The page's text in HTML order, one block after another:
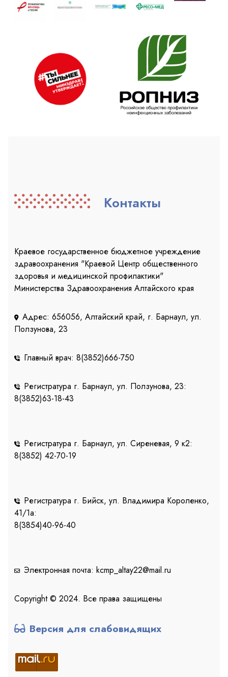
Контакты
Краевое государственное бюджетное учреждение
здравоохранения "Краевой Центр общественного
здоровья и медицинской профилактики"
Министерства Здравоохранения Алтайского края
Адрес: 656056, Алтайский край, г. Барнаул, ул.
Ползунова, 23
Главный врач: 8(3852)666-750
Регистратура г. Барнаул, ул. Ползунова, 23:
8(3852)63-18-43
Регистратура г. Барнаул, ул. Сиреневая, 9 к2:
8(3852) 42-70-19
Регистратура г. Бийск, ул. Владимира Короленко,
41/1a:
8(3854)40-96-40
Электронная почта: kcmp_altay22@mail.ru
Copyright © 2024. Все права защищены
Версия для слабовидящих